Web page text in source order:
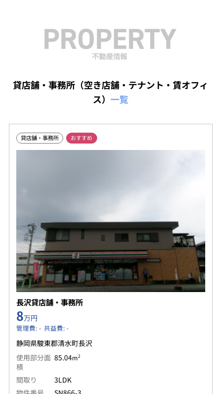
貸店舗・事務所（空き店舗・テナント・賃オフィ
ス） 一覧
貸店舗・事務所 おすすめ
長沢貸店舗・事務所
8万円
管理費: - 共益費: -
静岡県駿東郡清水町長沢
使用部分面
積
85.04m2
間取り
3LDK